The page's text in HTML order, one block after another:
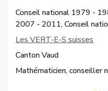
Conseil national 1979 -
2007 - 2011, Conseil
Les VERT-E-S suisses
Canton Vaud
Mathématicien, conseiller